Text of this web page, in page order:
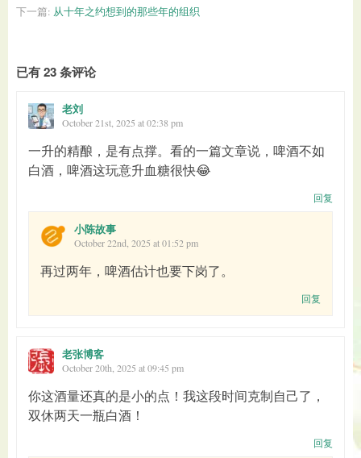
下一篇: 从十年之约想到的那些年的组织
已有 23 条评论
老刘
October 21st, 2025 at 02:38 pm
一升的精酿，是有点撑。看的一篇文章说，啤酒不如
白酒，啤酒这玩意升血糖很快😂
回复
小陈故事
October 22nd, 2025 at 01:52 pm
再过两年，啤酒估计也要下岗了。
回复
老张博客
October 20th, 2025 at 09:45 pm
你这酒量还真的是小的点！我这段时间克制自己了，
双休两天一瓶白酒！
回复